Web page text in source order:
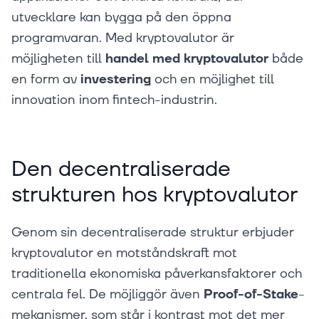
utvecklare kan bygga på den öppna
programvaran. Med kryptovalutor är
möjligheten till handel med kryptovalutor både
en form av investering och en möjlighet till
innovation inom fintech-industrin.
Den decentraliserade
strukturen hos kryptovalutor
Genom sin decentraliserade struktur erbjuder
kryptovalutor en motståndskraft mot
traditionella ekonomiska påverkansfaktorer och
centrala fel. De möjliggör även Proof-of-Stake-
mekanismer, som står i kontrast mot det mer